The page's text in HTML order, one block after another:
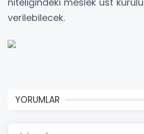
verilebilecek.
YORUMLAR